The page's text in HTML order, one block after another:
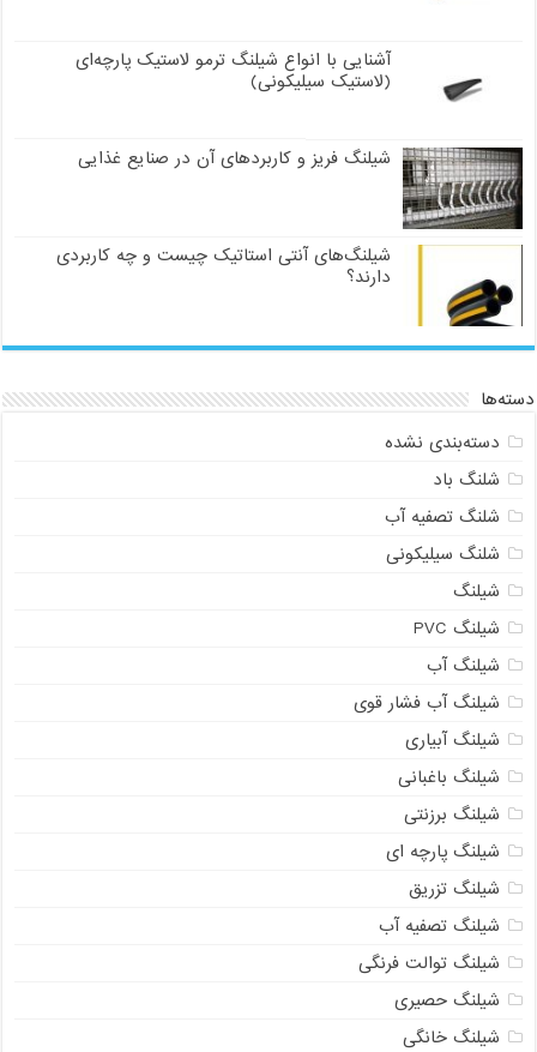
آشنایی با انواع شیلنگ ترمو لاستیک پارچه‌ای
(لاستیک سیلیکونی)
شیلنگ فریز و کاربردهای آن در صنایع غذایی
شیلنگ‌های آنتی استاتیک چیست و چه کاربردی
دارند؟
دسته‌ها
دسته‌بندی نشده
شلنگ باد
شلنگ تصفیه آب
شلنگ سیلیکونی
شیلنگ
شیلنگ PVC
شیلنگ آب
شیلنگ آب فشار قوی
شیلنگ آبیاری
شیلنگ باغبانی
شیلنگ برزنتی
شیلنگ پارچه ای
شیلنگ تزریق
شیلنگ تصفیه آب
شیلنگ توالت فرنگی
شیلنگ حصیری
شیلنگ خانگی